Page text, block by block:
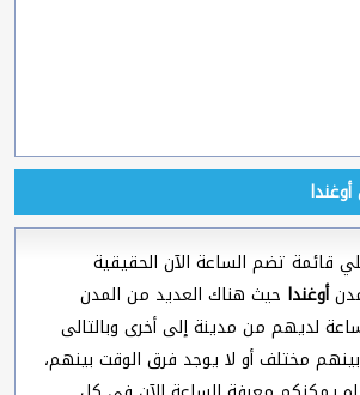
قائمة تضم الساعة الآن الحقيقية
أوغندا حيث هناك العديد من المدن
لديهم من مدينة إلى أخرى وبالتالى
مختلف أو لا يوجد فرق الوقت بينهم،